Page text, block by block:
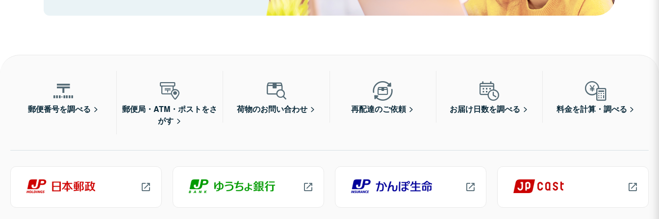
郵便番号を調べる
郵便局・ATM・ポストをさ
がす
荷物のお問い合わせ 再配達のご依頼 お届け日数を調べる 料金を計算・調べる